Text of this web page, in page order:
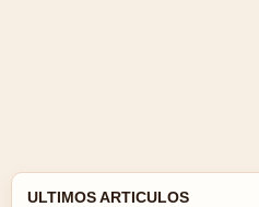
ULTIMOS ARTICULOS